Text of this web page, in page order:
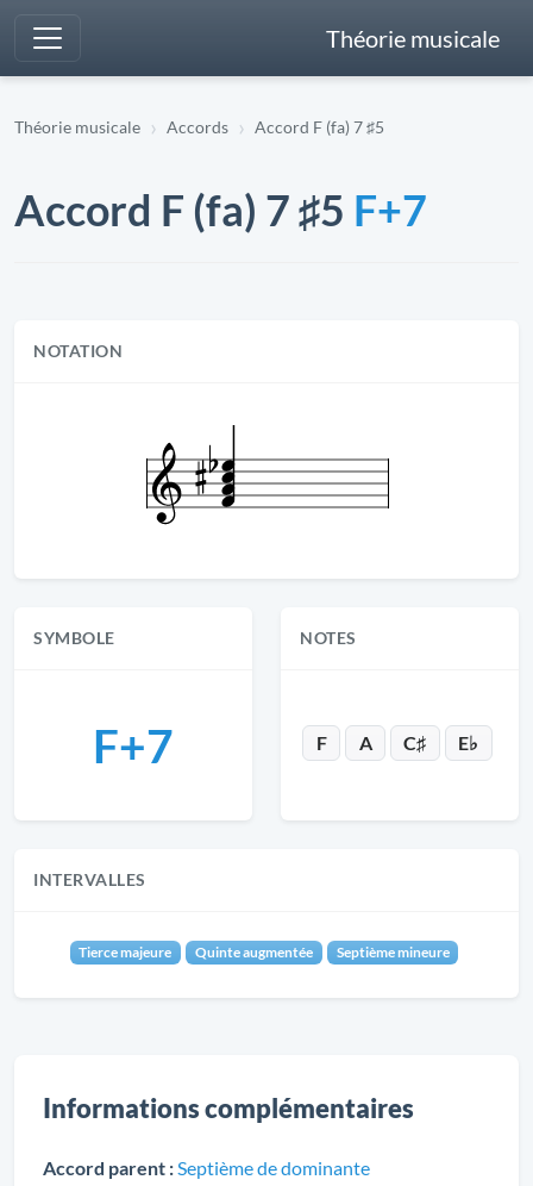
Théorie musicale
Théorie musicale Accords Accord F (fa) 7 ♯5
Accord F (fa) 7 ♯5 F+7
NOTATION
SYMBOLE
F+7
NOTES
F A C♯ E♭
INTERVALLES
Tierce majeure Quinte augmentée Septième mineure
Informations complémentaires
Accord parent :Septième de dominante